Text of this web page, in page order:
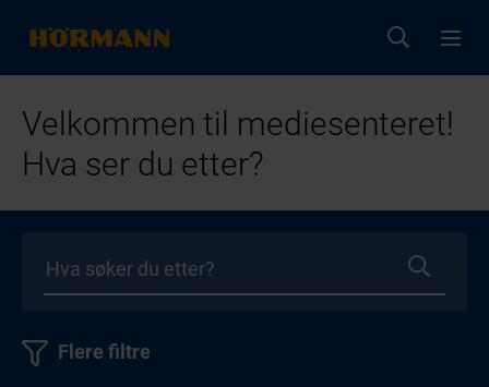
Velkommen til mediesenteret!
Hva ser du etter?
Flere filtre